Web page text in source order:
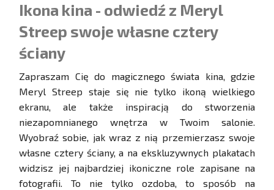
Ikona kina - odwiedź z Meryl
Streep swoje własne cztery
ściany
Zapraszam Cię do magicznego świata kina, gdzie
Meryl Streep staje się nie tylko ikoną wielkiego
ekranu, ale także inspiracją do stworzenia
niezapomnianego wnętrza w Twoim salonie.
Wyobraź sobie, jak wraz z nią przemierzasz swoje
własne cztery ściany, a na ekskluzywnych plakatach
widzisz jej najbardziej ikoniczne role zapisane na
fotografii. To nie tylko ozdoba, to sposób na